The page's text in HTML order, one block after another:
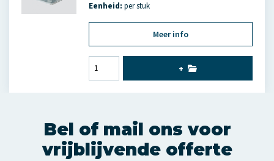
Eenheid: per stuk
Meer info
+
Bel of mail ons voor
vrijblijvende offerte